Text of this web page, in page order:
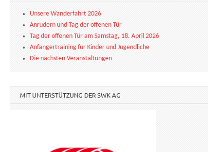
Unsere Wanderfahrt 2026
Anrudern und Tag der offenen Tür
Tag der offenen Tür am Samstag, 18. April 2026
Anfängertraining für Kinder und Jugendliche
Die nächsten Veranstaltungen
MIT UNTERSTÜTZUNG DER SWK AG